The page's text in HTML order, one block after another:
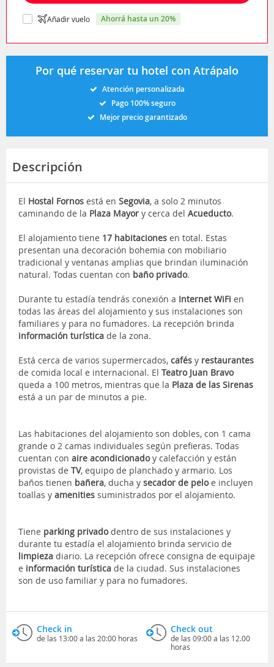
Añadir vuelo ahorrá hasta un 20%
Por qué reservar tu hotel con Atrápalo
Atención personalizada
Pago 100% seguro
Mejor precio garantizado
Descripción
El Hostal Fornos está en Segovia, a solo 2 minutos
caminando de la Plaza Mayor y cerca del Acueducto.
El alojamiento tiene 17 habitaciones en total. Estas
presentan una decoración bohemia con mobiliario
tradicional y ventanas amplias que brindan iluminación
natural. Todas cuentan con baño privado.
Durante tu estadía tendrás conexión a Internet WiFi en
todas las áreas del alojamiento y sus instalaciones son
familiares y para no fumadores. La recepción brinda
información turística de la zona.
Está cerca de varios supermercados, cafés y restaurantes
de comida local e internacional. El Teatro Juan Bravo
queda a 100 metros, mientras que la Plaza de las Sirenas
está a un par de minutos a pie.
Las habitaciones del alojamiento son dobles, con 1 cama
grande o 2 camas individuales según prefieras. Todas
cuentan con aire acondicionadoy calefacción y están
provistas de TV, equipo de planchado y armario. Los
baños tienen bañera, ducha y secador de peloe incluyen
toallas y amenities suministrados por el alojamiento.
Tiene parking privadodentro de sus instalaciones y
durante tu estadía el alojamiento brinda servicio de
limpieza diario. La recepción ofrece consigna de equipaje
e información turística de la ciudad. Sus instalaciones
son de uso familiar y para no fumadores.
Check in
de las 13:00 a las 20:00 horas
Check out
de las 09:00 a las 12.00
horas